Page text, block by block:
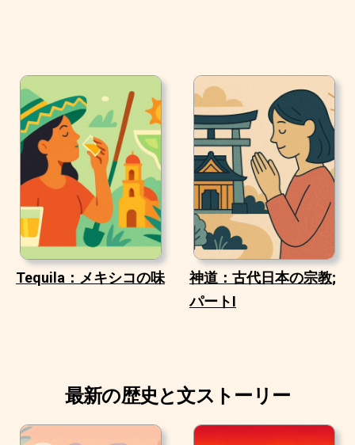
Tequila：メキシコの味
神道：古代日本の宗教;
パートI
最新の歴史と文ストーリー